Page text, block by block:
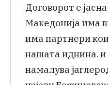
Договорот е
Македонија има
има партнери
нашата иднина. и
намалува